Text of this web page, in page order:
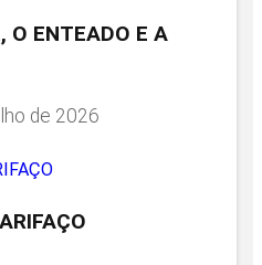
O ENTEADO E A
de 2026